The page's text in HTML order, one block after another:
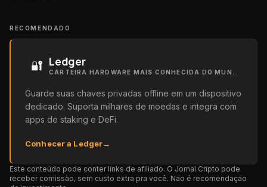
RECOMENDADO
🔐 Ledger
Guarde suas chaves privadas offline em um dispositivo
dedicado. Suporta milhares de moedas e integra com
apps de staking e DeFi.
Conhecer a Ledger→
Este conteúdo pode conter links de afiliado. O Jornal Cripto pode
receber comissão, sem custo extra pra você. Não é recomendação